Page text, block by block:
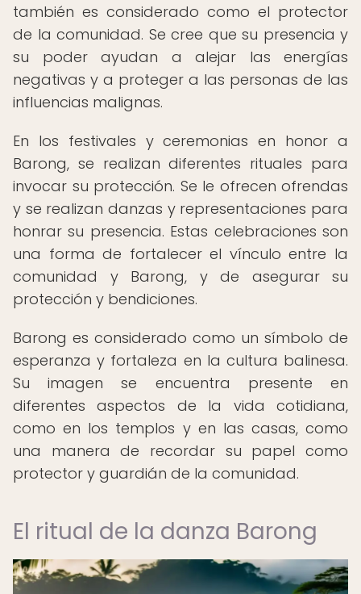
también es considerado como el protector
de la comunidad. Se cree que su presencia y
su poder ayudan a alejar las energías
negativas y a proteger a las personas de las
influencias malignas.
En los festivales y ceremonias en honor a
Barong, se realizan diferentes rituales para
invocar su protección. Se le ofrecen ofrendas
y se realizan danzas y representaciones para
honrar su presencia. Estas celebraciones son
una forma de fortalecer el vínculo entre la
comunidad y Barong, y de asegurar su
protección y bendiciones.
Barong es considerado como un símbolo de
esperanza y fortaleza en la cultura balinesa.
Su imagen se encuentra presente en
diferentes aspectos de la vida cotidiana,
como en los templos y en las casas, como
una manera de recordar su papel como
protector y guardián de la comunidad.
El ritual de la danza Barong